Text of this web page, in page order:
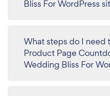
Bliss For WordPress
What steps do I need
Product Page
Wedding Bliss For